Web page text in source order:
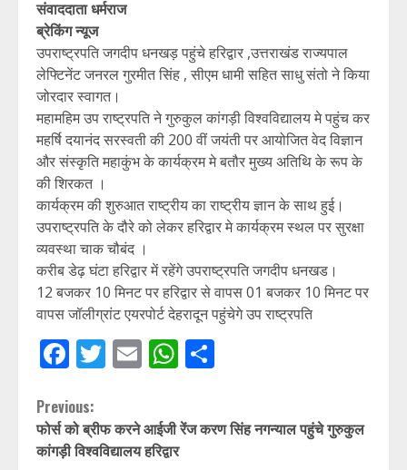
संवाददाता धर्मराज
ब्रेकिंग न्यूज
उपराष्ट्रपति जगदीप धनखड़ पहुंचे हरिद्वार ,उत्तराखंड राज्यपाल
लेफ्टिनेंट जनरल गुरमीत सिंह , सीएम धामी सहित साधु संतो ने किया
जोरदार स्वागत।
महामहिम उप राष्ट्रपति ने गुरुकुल कांगड़ी विश्वविद्यालय मे पहुंच कर
महर्षि दयानंद सरस्वती की 200 वीं जयंती पर आयोजित वेद विज्ञान
और संस्कृति महाकुंभ के कार्यक्रम मे बतौर मुख्य अतिथि के रूप के
की शिरकत ।
कार्यक्रम की शुरुआत राष्ट्रीय का राष्ट्रीय ज्ञान के साथ हुई।
उपराष्ट्रपति के दौरे को लेकर हरिद्वार मे कार्यक्रम स्थल पर सुरक्षा
व्यवस्था चाक चौबंद ।
करीब डेढ़ घंटा हरिद्वार में रहेंगे उपराष्ट्रपति जगदीप धनखड।
12 बजकर 10 मिनट पर हरिद्वार से वापस 01 बजकर 10 मिनट पर
वापस जॉलीग्रांट एयरपोर्ट देहरादून पहुंचेगे उप राष्ट्रपति
Facebook
Twitter
EmailWhatsApp
Continue
Reading
Previous:
फोर्स को ब्रीफ करने आईजी रेंज करण सिंह नगन्याल पहुंचे गुरुकुल
कांगड़ी विश्वविद्यालय हरिद्वार